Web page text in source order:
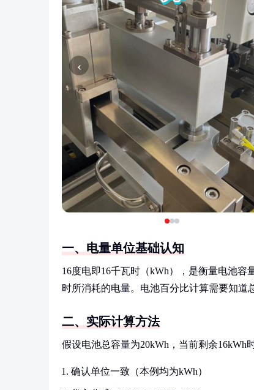
‹
一、电量单位基础认知
16度电即16千瓦时（kWh），是衡量电池容
时所消耗的电量。电池百分比计算需要知道
二、实际计算方法
假设电池总容量为20kWh，当前剩余16kWh
确认单位一致（本例均为kWh）